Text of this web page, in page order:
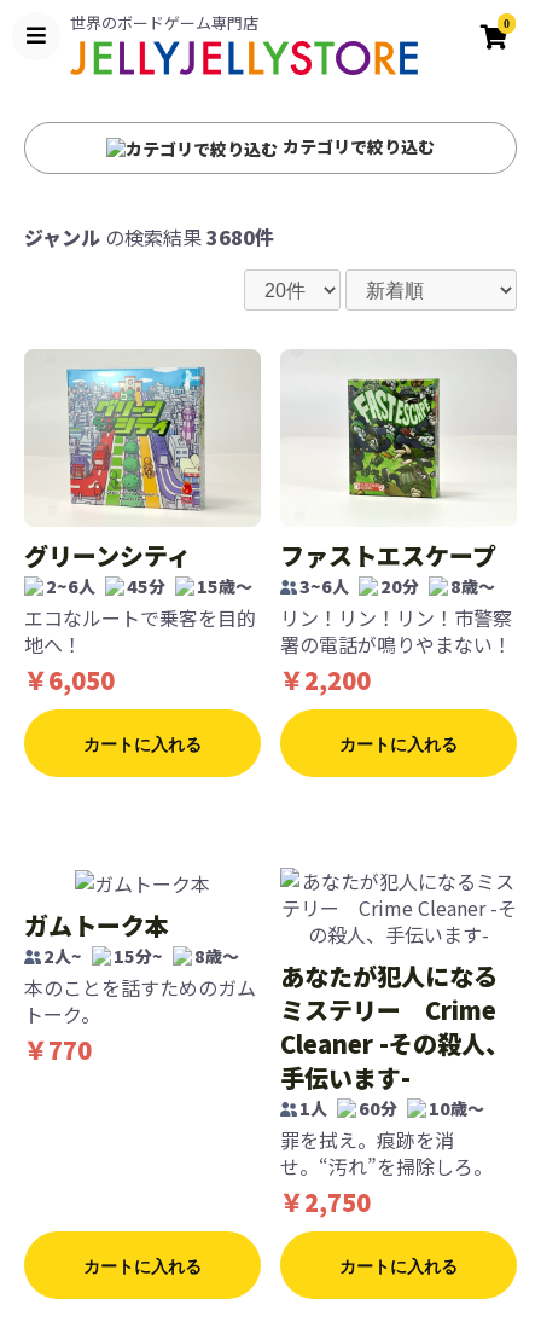
世界のボードゲーム専門店 0
カテゴリで絞り込む
ジャンル の検索結果3680件
グリーンシティ
2~6人 45分 15歳〜
エコなルートで乗客を目的
地へ！
￥6,050
カートに入れる
ファストエスケープ
3~6人 20分 8歳〜
リン！リン！リン！市警察
署の電話が鳴りやまない！
￥2,200
カートに入れる
ガムトーク本
2人~ 15分~ 8歳〜
本のことを話すためのガム
トーク。
￥770
カートに入れる
あなたが犯人になる
ミステリー Crime
Cleaner -その殺人、
手伝います-
1人 60分 10歳〜
罪を拭え。痕跡を消
せ。“汚れ”を掃除しろ。
￥2,750
カートに入れる